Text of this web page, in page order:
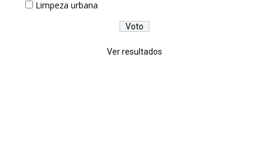
Limpeza urbana
Ver resultados